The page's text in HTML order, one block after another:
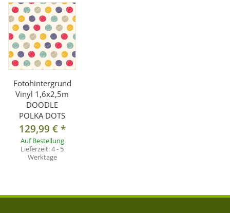
Fotohintergrund
Vinyl 1,6x2,5m
DOODLE
POLKA DOTS
129,99 €*
Auf Bestellung
Lieferzeit:4 - 5
Werktage